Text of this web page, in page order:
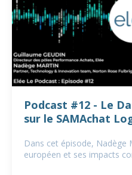
Podcast #12 - Le
sur le SAMAchat
Dans cet épisode, Nadège
européen et ses impacts